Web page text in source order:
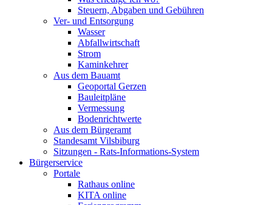
Steuern, Abgaben und Gebühren
Ver- und Entsorgung
Wasser
Abfallwirtschaft
Strom
Kaminkehrer
Aus dem Bauamt
Geoportal Gerzen
Bauleitpläne
Vermessung
Bodenrichtwerte
Aus dem Bürgeramt
Standesamt Vilsbiburg
Sitzungen - Rats-Informations-System
Bürgerservice
Portale
Rathaus online
KITA online